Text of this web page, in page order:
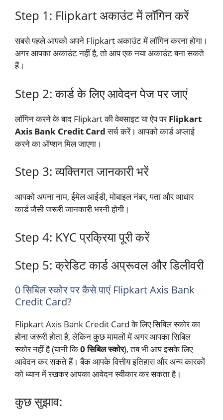
Step 1: Flipkart अकाउंट में लॉगिन करें
सबसे पहले आपको अपने Flipkart अकाउंट में लॉगिन करना होगा।
अगर आपका अकाउंट नहीं है, तो आप एक नया अकाउंट बना सकते
हैं।
Step 2: कार्ड के लिए आवेदन पेज पर जाएं
लॉगिन करने के बाद Flipkart की वेबसाइट या ऐप परFlipkart
Axis Bank Credit Cardसर्च करें। आपको कार्ड अप्लाई
करने का ऑप्शन मिल जाएगा।
Step 3: व्यक्तिगत जानकारी भरें
आपको अपना नाम, ईमेल आईडी, मोबाइल नंबर, पता और आधार
कार्ड जैसी जरूरी जानकारी भरनी होगी।
Step 4: KYC प्रक्रिया पूरी करें
Step 5: क्रेडिट कार्ड अप्रूवल और डिलीवरी
0 सिबिल स्कोर पर कैसे पाएं Flipkart Axis Bank
Credit Card?
Flipkart Axis Bank Credit Card के लिए सिबिल स्कोर का
होना जरूरी होता है, लेकिन कुछ मामलों में अगर आपका सिबिल
स्कोर नहीं है (यानी कि0 सिबिल स्कोर), तब भी आप इसके लिए
आवेदन कर सकते हैं। बैंक आपके वित्तीय इतिहास और अन्य कारकों
को ध्यान में रखकर आपका आवेदन स्वीकार कर सकता है।
कुछ सुझाव: